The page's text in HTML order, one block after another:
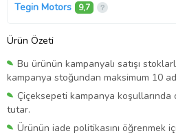
Tegin Motors 9,7
Ürün Özeti
Bu ürünün kampanyalı satışı
kampanya stoğundan maksimum 10
Çiçeksepeti kampanya koşullarında
tutar.
Ürünün iade politikasını öğrenmek